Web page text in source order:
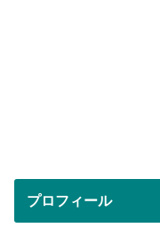
プロフィール